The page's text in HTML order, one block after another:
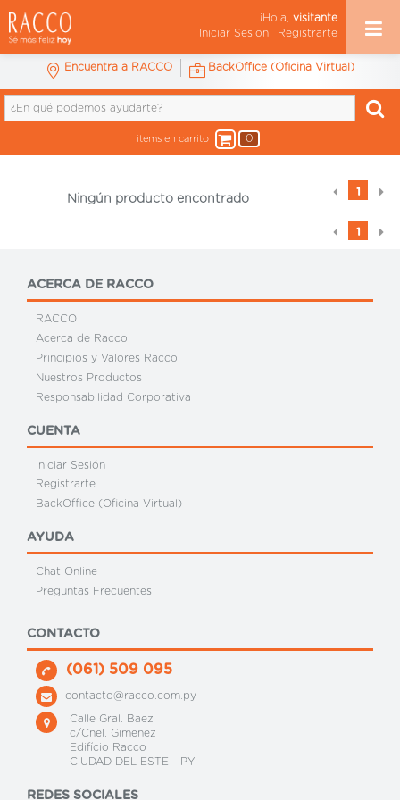
¡Hola, visitante
Iniciar Sesion
Registrarte
Encuentra a RACCO BackOffice (Oficina Virtual)
0
items en carrito
1
Ningún producto encontrado
1
ACERCA DE RACCO
RACCO
Acerca de Racco
Principios y Valores Racco
Nuestros Productos
Responsabilidad Corporativa
CUENTA
Iniciar Sesión
Registrarte
BackOffice (Oficina Virtual)
AYUDA
Chat Online
Preguntas Frecuentes
CONTACTO
(061) 509 095
contacto@racco.com.py
Calle Gral. Baez
c/Cnel. Gimenez
Edifício Racco
CIUDAD DEL ESTE - PY
REDES SOCIALES